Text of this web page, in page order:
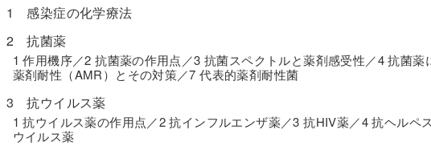
1 感染症の化学療法
2 抗菌薬
1 作用機序／2 抗菌薬の作用点／3 抗菌スペクトルと薬剤感受性／4 抗菌
薬剤耐性（AMR）とその対策／7 代表的薬剤耐性菌
3 抗ウイルス薬
1 抗ウイルス薬の作用点／2 抗インフルエンザ薬／3 抗HIV薬／4 抗ヘル
ウイルス薬